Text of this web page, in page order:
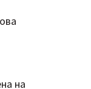
на